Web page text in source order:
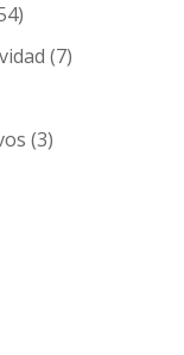
(7)
(3)